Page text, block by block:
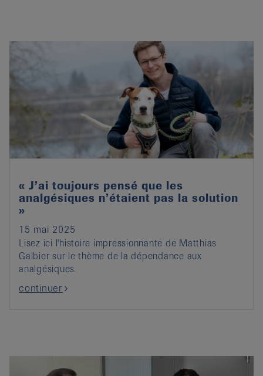
« J’ai toujours pensé que les
analgésiques n’étaient pas la solution
»
15 mai 2025
Lisez ici l'histoire impressionnante de Matthias
Galbier sur le thème de la dépendance aux
analgésiques.
continuer